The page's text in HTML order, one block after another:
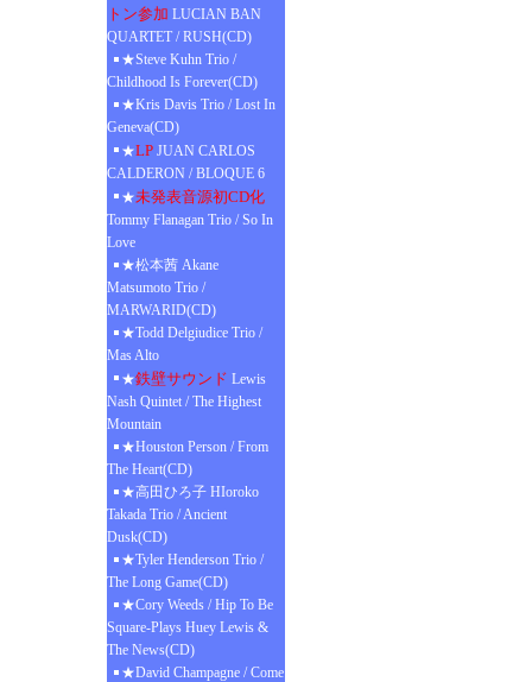
トン参加 LUCIAN BAN
QUARTET / RUSH(CD)
★Steve Kuhn Trio /
Childhood Is Forever(CD)
★Kris Davis Trio / Lost In
Geneva(CD)
★LP JUAN CARLOS
CALDERON / BLOQUE 6
★未発表音源初CD化
Tommy Flanagan Trio / So In
Love
★松本茜 Akane
Matsumoto Trio /
MARWARID(CD)
★Todd Delgiudice Trio /
Mas Alto
★鉄壁サウンド Lewis
Nash Quintet / The Highest
Mountain
★Houston Person / From
The Heart(CD)
★高田ひろ子 HIoroko
Takada Trio / Ancient
Dusk(CD)
★Tyler Henderson Trio /
The Long Game(CD)
★Cory Weeds / Hip To Be
Square-Plays Huey Lewis &
The News(CD)
★David Champagne / Come